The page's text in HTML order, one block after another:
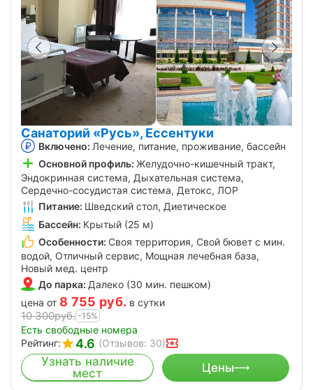
Санаторий «Русь», Ессентуки
Включено: Лечение, питание, проживание, бассейн
Основной профиль: Желудочно-кишечный тракт,
Эндокринная система, Дыхательная система,
Сердечно-сосудистая система, Детокс, ЛОР
Питание: Шведский стол, Диетическое
Бассейн: Крытый (25 м)
Особенности: Своя территория, Свой бювет с мин.
водой, Отличный сервис, Мощная лечебная база,
Новый мед. центр
До парка: Далеко (30 мин. пешком)
цена от 8 755 руб. в сутки
10 300руб. -15%
Есть свободные номера
Рейтинг:
4.6 (Отзывов: 30)
Узнать наличие
мест
Цены